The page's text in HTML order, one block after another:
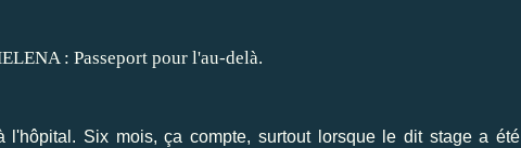
Six mois, ça compte, surtout lorsque le dit stage a été